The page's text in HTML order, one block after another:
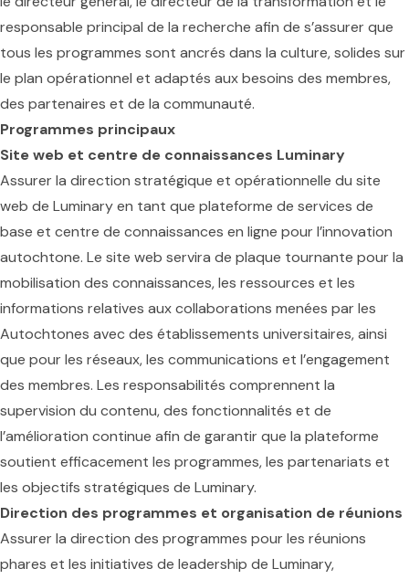
responsable principal de la recherche afin de s’assurer que
tous les programmes sont ancrés dans la culture, solides sur
le plan opérationnel et adaptés aux besoins des membres,
des partenaires et de la communauté.
Programmes principaux
Site web et centre de connaissances Luminary
Assurer la direction stratégique et opérationnelle du site
web de Luminary en tant que plateforme de services de
base et centre de connaissances en ligne pour l’innovation
autochtone. Le site web servira de plaque tournante pour la
mobilisation des connaissances, les ressources et les
informations relatives aux collaborations menées par les
Autochtones avec des établissements universitaires, ainsi
que pour les réseaux, les communications et l’engagement
des membres. Les responsabilités comprennent la
supervision du contenu, des fonctionnalités et de
l’amélioration continue afin de garantir que la plateforme
soutient efficacement les programmes, les partenariats et
les objectifs stratégiques de Luminary.
Direction des programmes et organisation de réunions
Assurer la direction des programmes pour les réunions
phares et les initiatives de leadership de Luminary,